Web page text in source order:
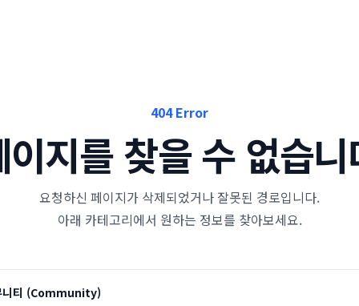
404 Error
이지를 찾을 수 없습
요청하신 페이지가 삭제되었거나 잘못된 경로입니다.
아래 카테고리에서 원하는 정보를 찾아보세요.
티 (Community)